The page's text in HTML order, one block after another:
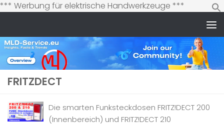
*** Werbung für elektrische Handwerkzeuge ***
Inhalt
FRITZDECT
Die smarten Funksteckdosen FRITZ!DECT 200
(Innenbereich) und FRITZ!DECT 210